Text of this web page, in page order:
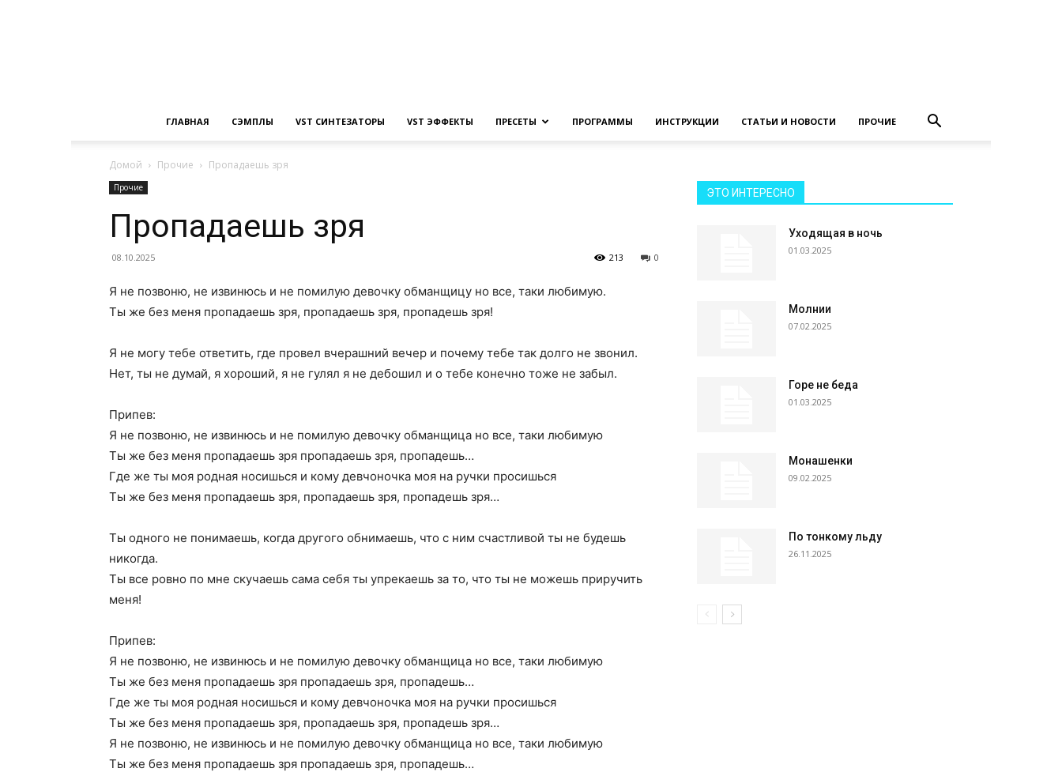
ГЛАВНАЯ СЭМПЛЫ VST СИНТЕЗАТОРЫ VST ЭФФЕКТЫ ПРЕСЕТЫ ПРОГРАММЫ ИНСТРУКЦИИ СТАТЬИ И НОВОСТИ ПРОЧИЕ
Домой Прочие Пропадаешь зря
Прочие
Пропадаешь зря
08.10.2025 0
213
Я не позвоню, не извинюсь и не помилую девочку обманщицу но все, таки любимую.
Ты же без меня пропадаешь зря, пропадаешь зря, пропадешь зря!
Я не могу тебе ответить, где провел вчерашний вечер и почему тебе так долго не звонил.
Нет, ты не думай, я хороший, я не гулял я не дебошил и о тебе конечно тоже не забыл.
Припев:
Я не позвоню, не извинюсь и не помилую девочку обманщица но все, таки любимую
Ты же без меня пропадаешь зря пропадаешь зря, пропадешь…
Где же ты моя родная носишься и кому девчоночка моя на ручки просишься
Ты же без меня пропадаешь зря, пропадаешь зря, пропадешь зря…
Ты одного не понимаешь, когда другого обнимаешь, что с ним счастливой ты не будешь
никогда.
Ты все ровно по мне скучаешь сама себя ты упрекаешь за то, что ты не можешь приручить
меня!
Припев:
Я не позвоню, не извинюсь и не помилую девочку обманщица но все, таки любимую
Ты же без меня пропадаешь зря пропадаешь зря, пропадешь…
Где же ты моя родная носишься и кому девчоночка моя на ручки просишься
Ты же без меня пропадаешь зря, пропадаешь зря, пропадешь зря…
Я не позвоню, не извинюсь и не помилую девочку обманщица но все, таки любимую
Ты же без меня пропадаешь зря пропадаешь зря, пропадешь…
ЭТО ИНТЕРЕСНО
Уходящая в ночь
01.03.2025
Молнии
07.02.2025
Горе не беда
01.03.2025
Монашенки
09.02.2025
По тонкому льду
26.11.2025